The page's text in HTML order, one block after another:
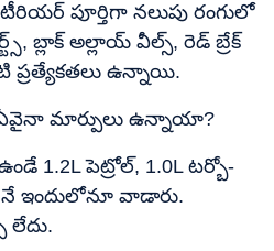
పూర్తిగా నలుపు రంగులో
బ్లాక్ అల్లాయ్ వీల్స్, రెడ్ బ్రేక్
ప్రత్యేకతలు ఉన్నాయి.
మార్పులు ఉన్నాయా?
1.2L పెట్రోల్, 1.0L టర్బో-
ఇందులోనూ వాడారు.
లేదు.